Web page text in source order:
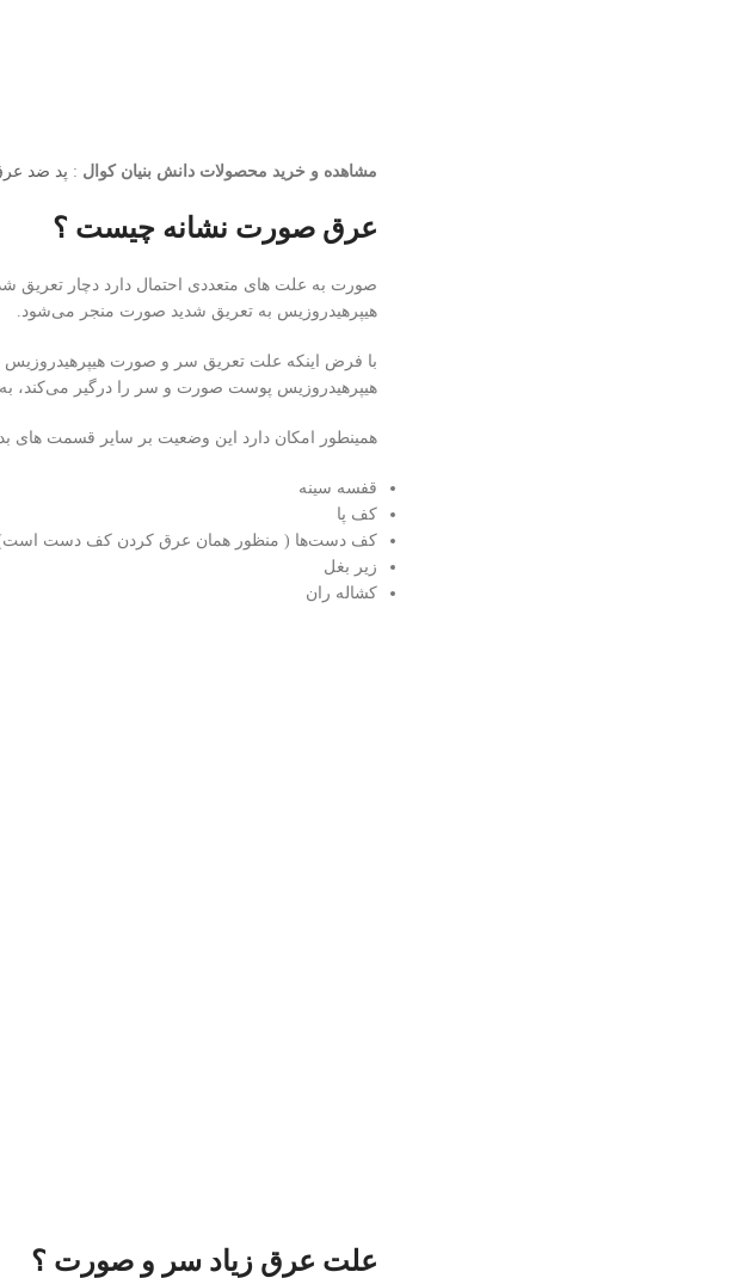
مشاهده و خرید محصولات دانش بنیان کوال : پد ضد
عرق صورت نشانه چیست ؟
صورت به علت های متعددی احتمال دارد دچار تعریق
هیپرهیدروزیس به تعریق شدید صورت منجر می‌شود.
با فرض اینکه علت تعریق سر و صورت
هیپرهیدروزیس پوست صورت و سر را درگیر می‌کند،
همینطور امکان دارد این وضعیت بر سایر قسمت های
قفسه سینه
کف پا
کف دست‌ها ( منظور همان عرق کردن کف دست
زیر بغل
کشاله ران
علت عرق زیاد سر و صورت ؟